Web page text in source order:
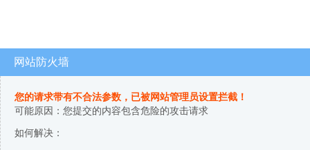
网站防火墙
您的请求带有不合法参数，已被网站管理员设置拦截！
可能原因：您提交的内容包含危险的攻击请求
如何解决：